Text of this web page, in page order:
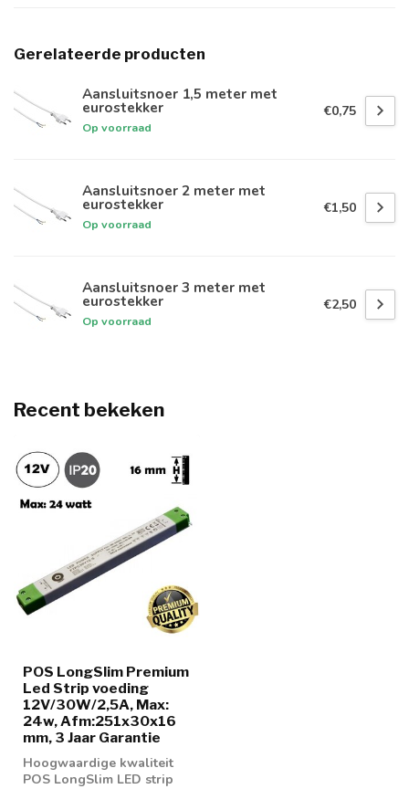
Gerelateerde producten
Aansluitsnoer 1,5 meter met
eurostekker
Op voorraad
€0,75
Aansluitsnoer 2 meter met
eurostekker
Op voorraad
€1,50
Aansluitsnoer 3 meter met
eurostekker
Op voorraad
€2,50
Recent bekeken
POS LongSlim Premium
Led Strip voeding
12V/30W/2,5A, Max:
24w, Afm:251x30x16
mm, 3 Jaar Garantie
Hoogwaardige kwaliteit
POS LongSlim LED strip